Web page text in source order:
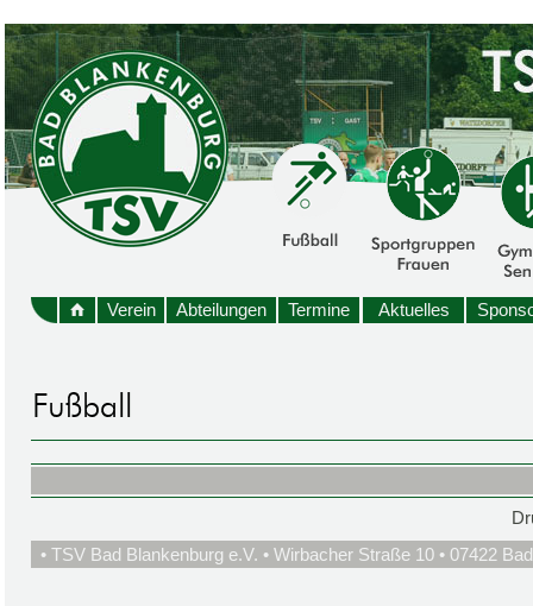
Verein Abteilungen Termine Aktuelles
• TSV Bad Blankenburg e.V. • Wirbacher Straße 10 • 07422